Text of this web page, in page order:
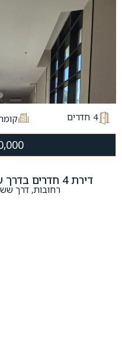
4 חדרים
דירת 4 חדרים בדרך ששת הימים, בשכונת סלע
רחובות, דרך